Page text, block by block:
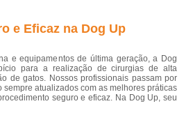
e Eficaz na Dog Up
e equipamentos de última geração, a Dog
para a realização de cirurgias de alta
de gatos. Nossos profissionais passam por
sempre atualizados com as melhores práticas
seguro e eficaz. Na Dog Up, seu